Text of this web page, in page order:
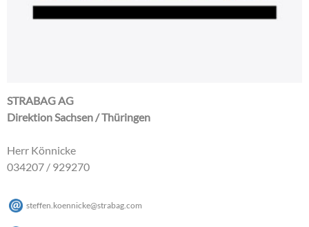
STRABAG AG
Direktion Sachsen / Thüringen
Herr Könnicke
034207 / 929270
steffen.koennicke@strabag.com